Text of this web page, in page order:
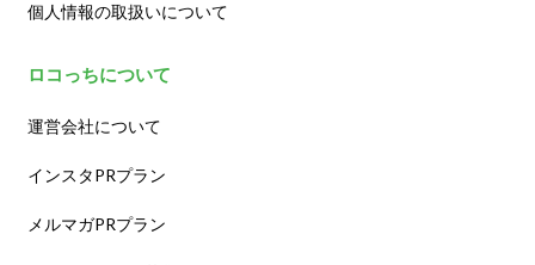
個人情報の取扱いについて
ロコっちについて
運営会社について
インスタPRプラン
メルマガPRプラン